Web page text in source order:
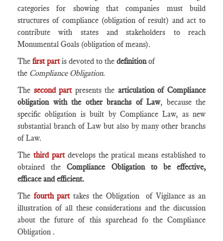
categories for showing that companies must build
structures of compliance (obligation of result) and act to
contribute with states and stakeholders to reach
Monumental Goals (obligation of means).
The first partis devoted to the definitionof
the Compliance Obligation.
The second part presents the articulation of Compliance
obligation with the other branchs of Law, because the
specific obligation is built by Compliance Law, as new
substantial branch of Law but also by many other branchs
of Law.
The third partdevelops the pratical means established to
obtained theCompliance Obligation to be effective,
efficace and efficient.
The fourth parttakes the Obligation of Vigilance as an
illustration of all these considerations and the discussion
about the future of this sparehead fo the Compliance
Obligation .